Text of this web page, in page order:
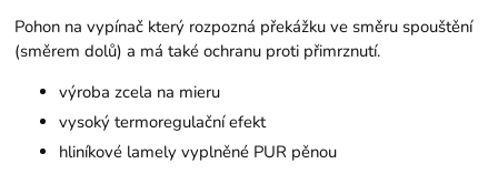
Pohon na vypínač který rozpozná překážku ve směru spouštění
(směrem dolů) a má také ochranu proti přimrznutí.
výroba zcela na mieru
vysoký termoregulační efekt
hliníkové lamely vyplněné PUR pěnou